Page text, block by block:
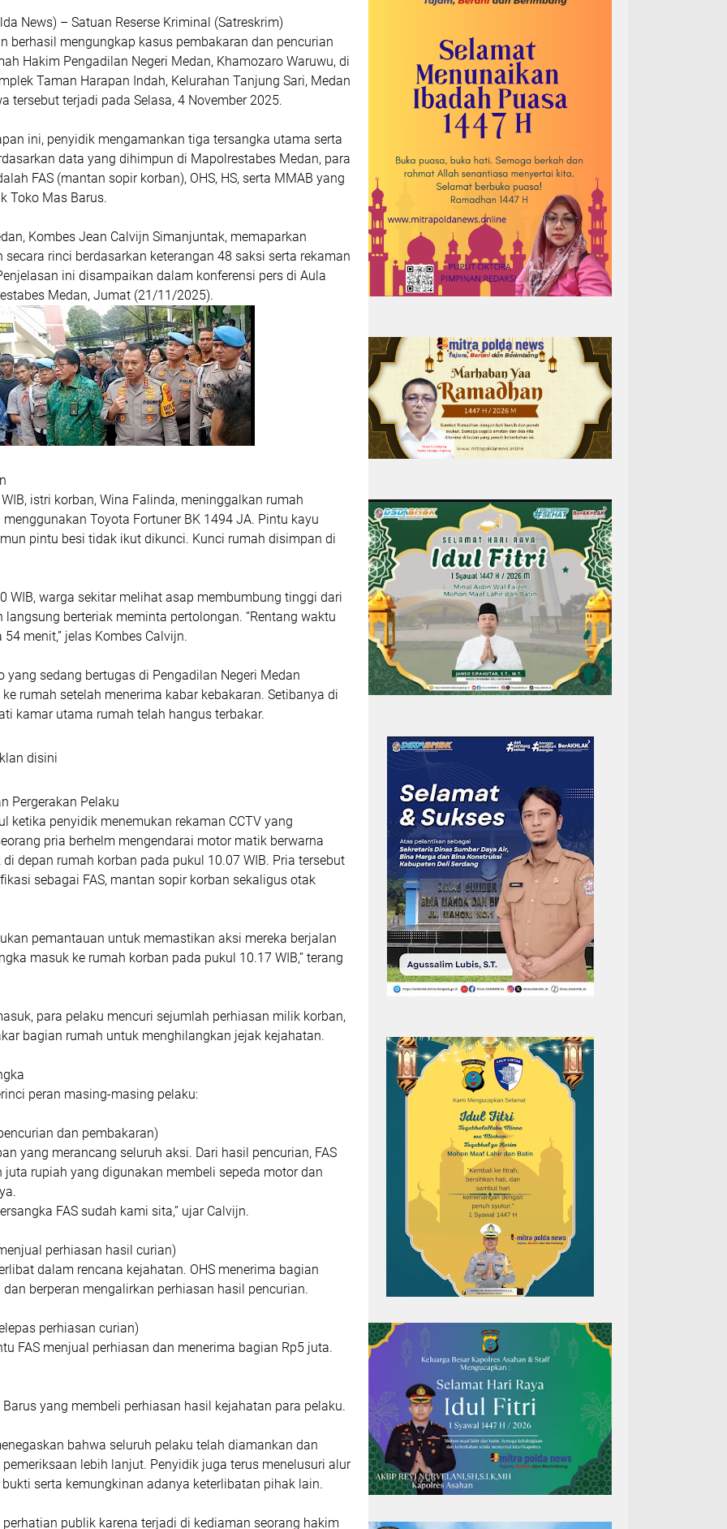
News) – Satuan Reserse Kriminal (Satreskrim)
berhasil mengungkap kasus pembakaran dan pencurian
Hakim Pengadilan Negeri Medan, Khamozaro Waruwu, di
Taman Harapan Indah, Kelurahan Tanjung Sari, Medan
tersebut terjadi pada Selasa, 4 November 2025.
ini, penyidik mengamankan tiga tersangka utama serta
data yang dihimpun di Mapolrestabes Medan, para
FAS (mantan sopir korban), OHS, HS, serta MMAB yang
Toko Mas Barus.
Kombes Jean Calvijn Simanjuntak, memaparkan
secara rinci berdasarkan keterangan 48 saksi serta rekaman
ini disampaikan dalam konferensi pers di Aula
Medan, Jumat (21/11/2025).
istri korban, Wina Falinda, meninggalkan rumah
Toyota Fortuner BK 1494 JA. Pintu kayu
pintu besi tidak ikut dikunci. Kunci rumah disimpan di
WIB, warga sekitar melihat asap membumbung tinggi dari
langsung berteriak meminta pertolongan. “Rentang waktu
menit,” jelas Kombes Calvijn.
yang sedang bertugas di Pengadilan Negeri Medan
rumah setelah menerima kabar kebakaran. Setibanya di
kamar utama rumah telah hangus terbakar.
disini
Pergerakan Pelaku
ketika penyidik menemukan rekaman CCTV yang
pria berhelm mengendarai motor matik berwarna
depan rumah korban pada pukul 10.07 WIB. Pria tersebut
sebagai FAS, mantan sopir korban sekaligus otak
pemantauan untuk memastikan aksi mereka berjalan
masuk ke rumah korban pada pukul 10.17 WIB,” terang
para pelaku mencuri sejumlah perhiasan milik korban,
bagian rumah untuk menghilangkan jejak kejahatan.
peran masing-masing pelaku:
dan pembakaran)
yang merancang seluruh aksi. Dari hasil pencurian, FAS
juta rupiah yang digunakan membeli sepeda motor dan
FAS sudah kami sita,” ujar Calvijn.
perhiasan hasil curian)
dalam rencana kejahatan. OHS menerima bagian
dan berperan mengalirkan perhiasan hasil pencurian.
perhiasan curian)
FAS menjual perhiasan dan menerima bagian Rp5 juta.
yang membeli perhiasan hasil kejahatan para pelaku.
bahwa seluruh pelaku telah diamankan dan
lebih lanjut. Penyidik juga terus menelusuri alur
serta kemungkinan adanya keterlibatan pihak lain.
publik karena terjadi di kediaman seorang hakim